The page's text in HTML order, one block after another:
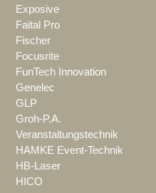
Exposive
Faital Pro
Fischer
Focusrite
FunTech Innovation
Genelec
GLP
Groh-P.A.
Veranstaltungstechnik
HAMKE Event-Technik
HB-Laser
HICO